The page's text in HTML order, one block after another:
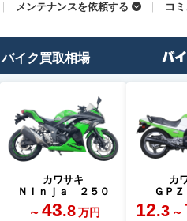
メンテナンスを依頼する コ
バイク買取相場
カワサキ
Ｎｉｎｊａ ２５０
～ 43.8 万円
カ
ＧＰ
12.3 ～